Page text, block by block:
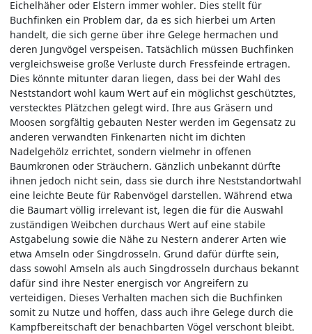
Eichelhäher oder Elstern immer wohler. Dies stellt für
Buchfinken ein Problem dar, da es sich hierbei um Arten
handelt, die sich gerne über ihre Gelege hermachen und
deren Jungvögel verspeisen. Tatsächlich müssen Buchfinken
vergleichsweise große Verluste durch Fressfeinde ertragen.
Dies könnte mitunter daran liegen, dass bei der Wahl des
Neststandort wohl kaum Wert auf ein möglichst geschütztes,
verstecktes Plätzchen gelegt wird. Ihre aus Gräsern und
Moosen sorgfältig gebauten Nester werden im Gegensatz zu
anderen verwandten Finkenarten nicht im dichten
Nadelgehölz errichtet, sondern vielmehr in offenen
Baumkronen oder Sträuchern. Gänzlich unbekannt dürfte
ihnen jedoch nicht sein, dass sie durch ihre Neststandortwahl
eine leichte Beute für Rabenvögel darstellen. Während etwa
die Baumart völlig irrelevant ist, legen die für die Auswahl
zuständigen Weibchen durchaus Wert auf eine stabile
Astgabelung sowie die Nähe zu Nestern anderer Arten wie
etwa Amseln oder Singdrosseln. Grund dafür dürfte sein,
dass sowohl Amseln als auch Singdrosseln durchaus bekannt
dafür sind ihre Nester energisch vor Angreifern zu
verteidigen. Dieses Verhalten machen sich die Buchfinken
somit zu Nutze und hoffen, dass auch ihre Gelege durch die
Kampfbereitschaft der benachbarten Vögel verschont bleibt.